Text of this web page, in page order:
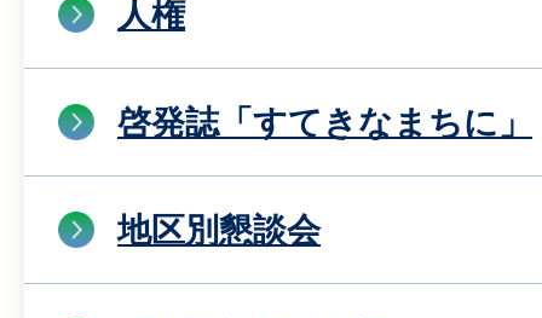
人権
啓発誌「すてきなまちに」
地区別懇談会